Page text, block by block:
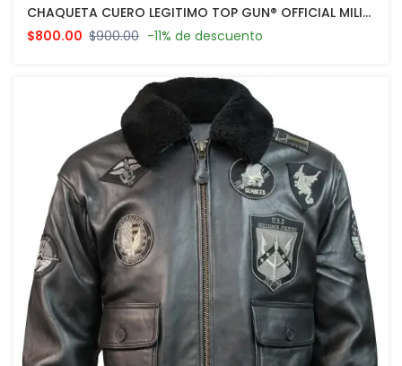
CHAQUETA CUERO LEGITIMO TOP GUN® OFFICIAL MILITARY G-1 JACKET
$800.00 $900.00 -11% de descuento